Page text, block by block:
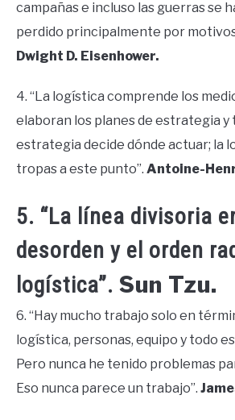
campañas e incluso las guerras se
perdido principalmente por
Dwight D. Eisenhower.
4. “La logística comprende los
elaboran los planes de estrategia y
estrategia decide dónde actuar; la
tropas a este punto”. Antoine-
5. “La línea divisoria
desorden y el orden
logística”. Sun Tzu.
6. “Hay mucho trabajo solo en
logística, personas, equipo y todo
Pero nunca he tenido problemas
Eso nunca parece un trabajo”.